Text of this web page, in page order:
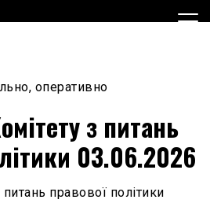
оперативно
з питань
03.06.2026
правової політики